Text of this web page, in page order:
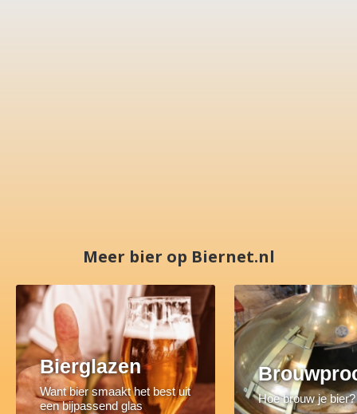
Meer bier op Biernet.nl
Bierglazen
Want bier smaakt het best uit
een bijpassend glas
Hoe brouw je bier?